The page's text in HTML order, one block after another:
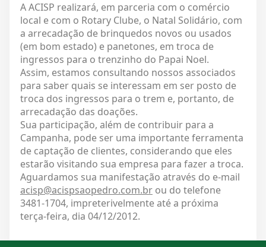
A ACISP realizará, em parceria com o comércio
local e com o Rotary Clube, o Natal Solidário, com
a arrecadação de brinquedos novos ou usados
(em bom estado) e panetones, em troca de
ingressos para o trenzinho do Papai Noel.
Assim, estamos consultando nossos associados
para saber quais se interessam em ser posto de
troca dos ingressos para o trem e, portanto, de
arrecadação das doações.
Sua participação, além de contribuir para a
Campanha, pode ser uma importante ferramenta
de captação de clientes, considerando que eles
estarão visitando sua empresa para fazer a troca.
Aguardamos sua manifestação através do e-mail
acisp@acispsaopedro.com.brou do telefone
3481-1704, impreterivelmente até a próxima
terça-feira, dia 04/12/2012.